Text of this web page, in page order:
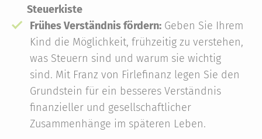
Steuerkiste
Frühes Verständnis fördern: Geben Sie Ihrem
Kind die Möglichkeit, frühzeitig zu verstehen,
was Steuern sind und warum sie wichtig
sind. Mit Franz von Firlefinanz legen Sie den
Grundstein für ein besseres Verständnis
finanzieller und gesellschaftlicher
Zusammenhänge im späteren Leben.